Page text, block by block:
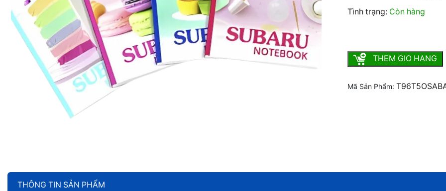
Tình trạng: Còn hàng
THEM GIO HANG
Mã Sản Phẩm:
THÔNG TIN SẢN PHẨM